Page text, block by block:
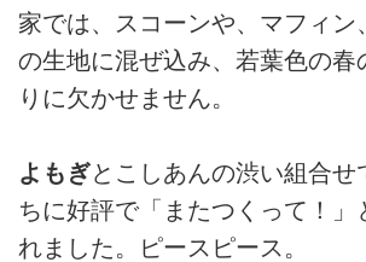
家では、スコーンや、マフィン
の生地に混ぜ込み、若葉色の春
りに欠かせません。
よもぎとこしあんの渋い組合せ
ちに好評で「またつくって！」
れました。ピースピース。